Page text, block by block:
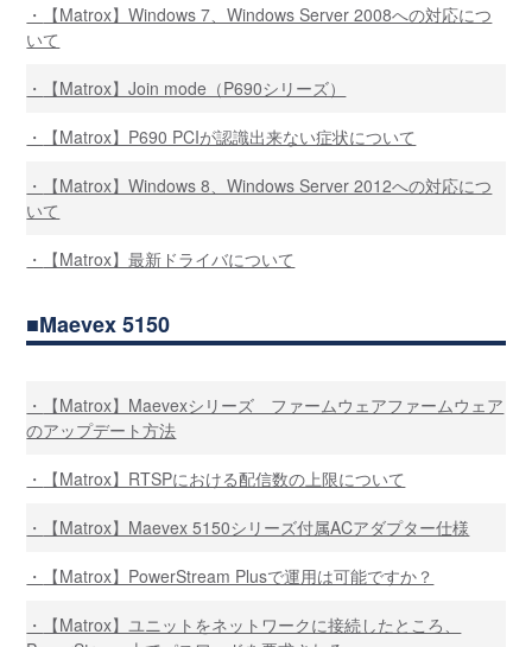
【Matrox】Windows 7、Windows Server 2008への対応につ
いて
【Matrox】Join mode（P690シリーズ）
【Matrox】P690 PCIが認識出来ない症状について
【Matrox】Windows 8、Windows Server 2012への対応につ
いて
【Matrox】最新ドライバについて
Maevex 5150
【Matrox】Maevexシリーズ ファームウェアファームウェア
のアップデート方法
【Matrox】RTSPにおける配信数の上限について
【Matrox】Maevex 5150シリーズ付属ACアダプター仕様
【Matrox】PowerStream Plusで運用は可能ですか？
【Matrox】ユニットをネットワークに接続したところ、